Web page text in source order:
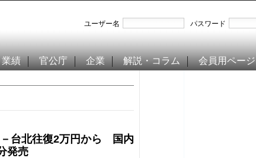
ユーザー名
パスワード
業績 官公庁 企業 解説・コラム 会員用ページ
台北往復2万円から 国内
発売